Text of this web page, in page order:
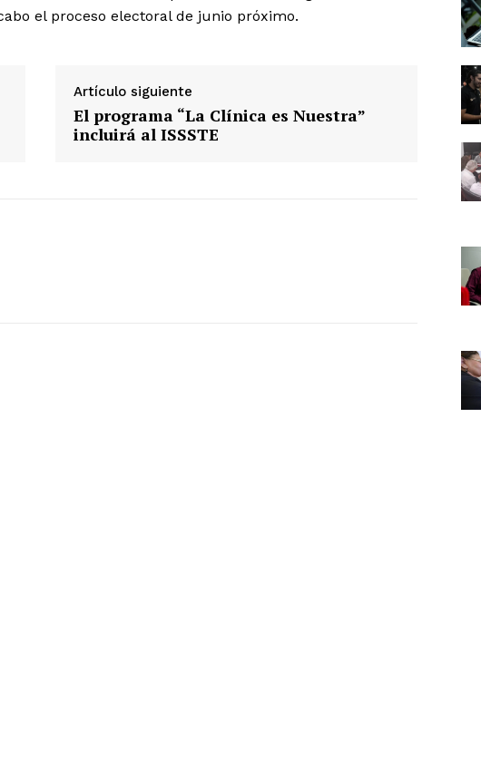
el proceso electoral de junio próximo.
Artículo siguiente
El programa “La Clínica es Nuestra”
incluirá al ISSSTE